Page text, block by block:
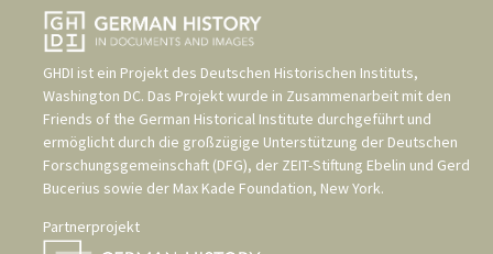
GHDI ist ein Projekt des Deutschen Historischen Instituts,
Washington DC. Das Projekt wurde in Zusammenarbeit mit den
Friends of the German Historical Institute durchgeführt und
ermöglicht durch die großzügige Unterstützung der Deutschen
Forschungsgemeinschaft (DFG), der ZEIT-Stiftung Ebelin und Gerd
Bucerius sowie der Max Kade Foundation, New York.
Partnerprojekt